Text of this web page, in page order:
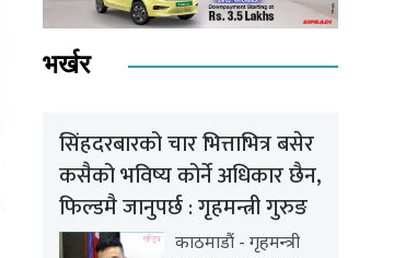
भर्खर
सिंहदरबारको चार भित्ताभित्र बसेर
कसैको भविष्य कोर्ने अधिकार छैन,
फिल्डमै जानुपर्छ : गृहमन्त्री गुरुङ
काठमाडौं - गृहमन्त्री